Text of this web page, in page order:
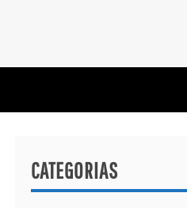
CATEGORIAS